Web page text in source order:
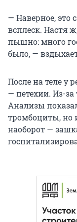
— Наверное,
всплеск. Настя
пышно: много
было, —
После на теле у
— петехии. Из-за
Анализы
тромбоциты, но
наоборот —